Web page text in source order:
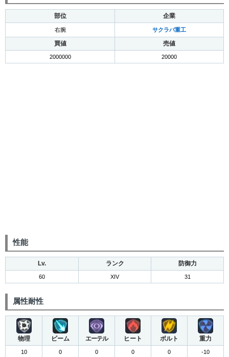
部位 企業
右腕 サクラバ重工
買値 売値
2000000 20000
性能
Lv. ランク 防御力
60 XIV 31
属性耐性
物理 ビーム エーテル ヒート ボルト 重力
10 0 0 0 0 -10